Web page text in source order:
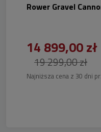
Rower Gravel
14 899,00 zł
19 299,00 zł
Najniższa cena z 30 dni